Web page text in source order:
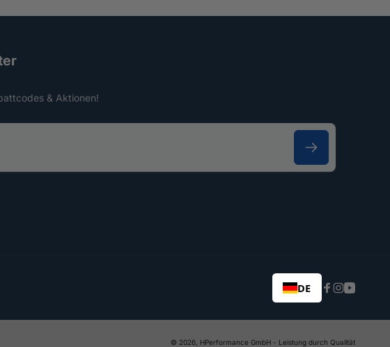
& Aktionen!
DE
Facebook
Instagram
© 2026, HPerformance GmbH - Leistung durch Qualität